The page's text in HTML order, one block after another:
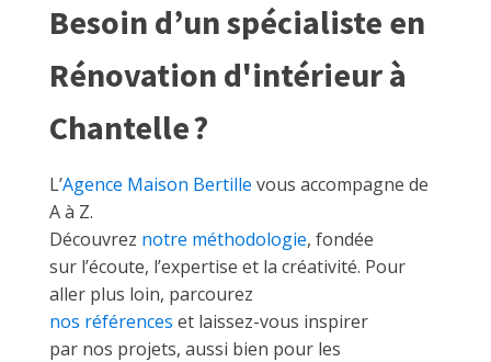
Besoin d’un spécialiste en
Rénovation d'intérieur à
Chantelle ?
L’Agence Maison Bertille vous accompagne de
A à Z.
Découvrez notre méthodologie, fondée
sur l’écoute, l’expertise et la créativité. Pour
aller plus loin, parcourez
nos références et laissez-vous inspirer
par nos projets, aussi bien pour les